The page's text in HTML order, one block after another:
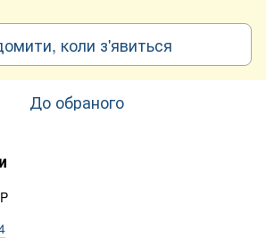
коли з'явиться
До обраного